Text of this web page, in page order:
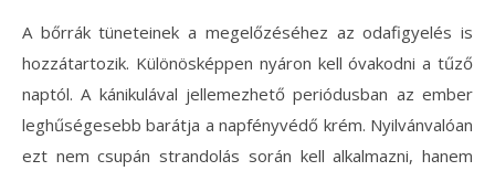
A bőrrák tüneteinek a megelőzéséhez az odafigyelés is
hozzátartozik. Különösképpen nyáron kell óvakodni a tűző
naptól. A kánikulával jellemezhető periódusban az ember
leghűségesebb barátja a napfényvédő krém. Nyilvánvalóan
ezt nem csupán strandolás során kell alkalmazni, hanem